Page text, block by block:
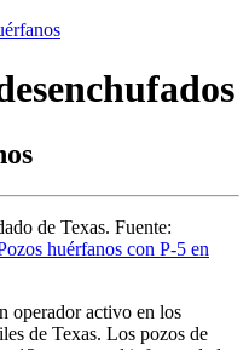
de Texas. Fuente:
huérfanos con P-5 en
operador activo en los
de Texas. Los pozos de